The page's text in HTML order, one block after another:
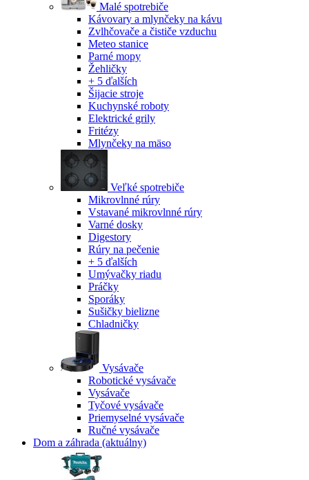
Malé spotrebiče
Kávovary a mlynčeky na kávu
Zvlhčovače a čističe vzduchu
Meteo stanice
Parné mopy
Žehličky
+ 5 ďalších
Šijacie stroje
Kuchynské roboty
Elektrické grily
Fritézy
Mlynčeky na mäso
Veľké spotrebiče
Mikrovlnné rúry
Vstavané mikrovlnné rúry
Varné dosky
Digestory
Rúry na pečenie
+ 5 ďalších
Umývačky riadu
Práčky
Sporáky
Sušičky bielizne
Chladničky
Vysávače
Robotické vysávače
Vysávače
Tyčové vysávače
Priemyselné vysávače
Ručné vysávače
Dom a záhrada (aktuálny)